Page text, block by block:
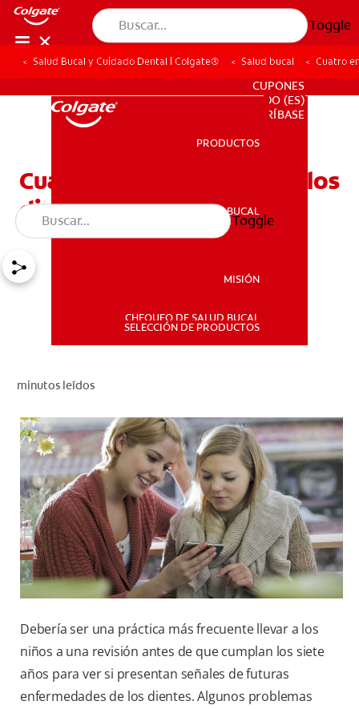
Toggle
SALUD BUCAL
PARA PROFESIONALES
CUPONES
DO (ES)
SUSCRÍBASE
PARA PROFESIONALES
CUPONES
DO (ES)
SUSCRÍBASE
PRODUCTOS
SALUD BUCAL
MISIÓN
CHEQUEO DE SALUD BUCAL
SELECCIÓN DE PRODUCTOS
Toggle
Salud Bucal y Cuidado Dental | Colgate® Salud bucal Cuatro
Cuatro enfermedades de los
dientes que no conocía
minutos leídos
Debería ser una práctica más frecuente llevar a los
niños a una revisión antes de que cumplan los siete
años para ver si presentan señales de futuras
enfermedades de los dientes. Algunos problemas